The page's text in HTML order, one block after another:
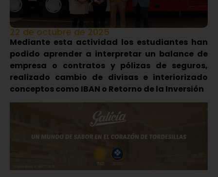
22 de octubre de 2025
Mediante esta actividad los estudiantes han
podido aprender a interpretar un balance de
empresa o contratos y pólizas de seguros,
realizado cambio de divisas e interiorizado
conceptos como IBAN o Retorno de la Inversión